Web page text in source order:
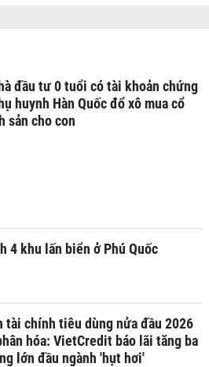
đầu tư 0 tuổi có tài khoản chứng
huynh Hàn Quốc đổ xô mua cổ
sản cho con
4 khu lấn biển ở Phú Quốc
tài chính tiêu dùng nửa đầu 2026
hóa: VietCredit báo lãi tăng ba
lớn đầu ngành 'hụt hơi'